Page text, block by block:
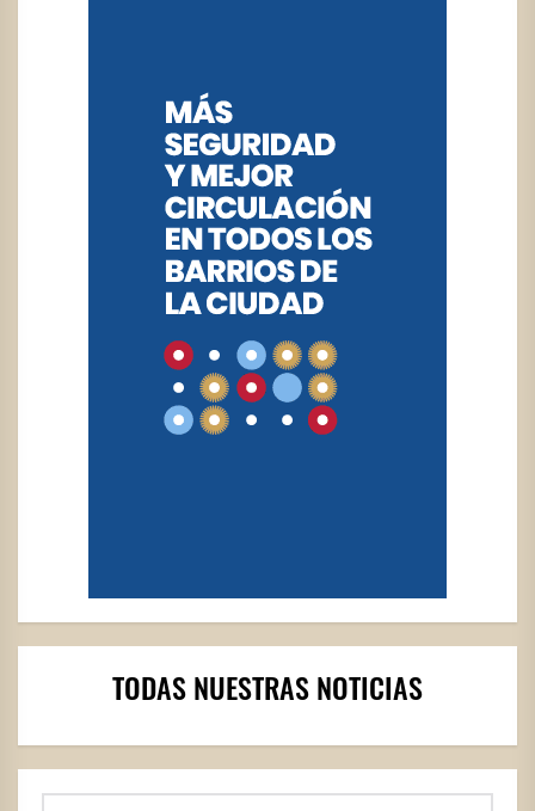
TODAS NUESTRAS NOTICIAS